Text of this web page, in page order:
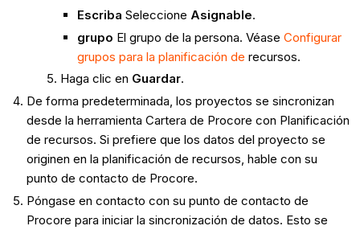
Escriba Seleccione Asignable.
grupo El grupo de la persona. Véase Configurar
grupos para la planificación de recursos.
Haga clic en Guardar.
De forma predeterminada, los proyectos se sincronizan
desde la herramienta Cartera de Procore con Planificación
de recursos. Si prefiere que los datos del proyecto se
originen en la planificación de recursos, hable con su
punto de contacto de Procore.
Póngase en contacto con su punto de contacto de
Procore para iniciar la sincronización de datos. Esto se